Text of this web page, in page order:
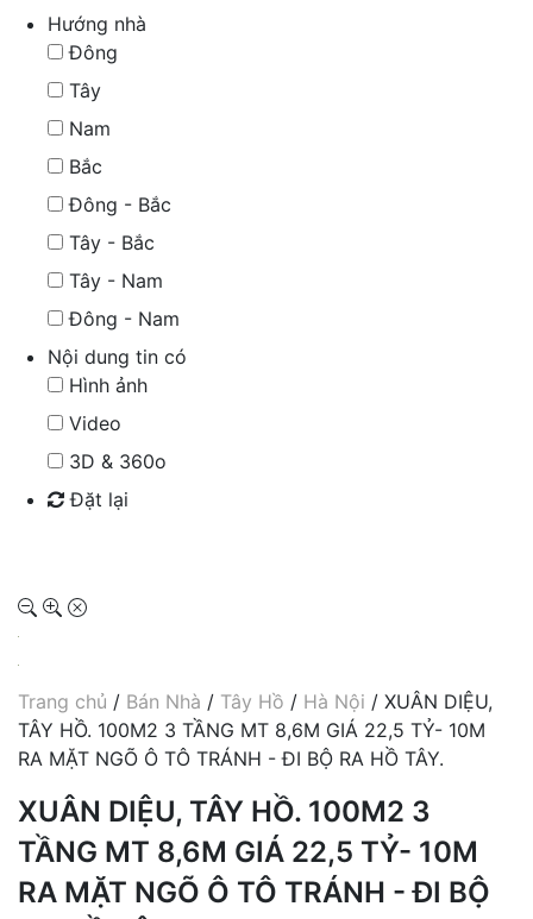
Hướng nhà
Đông
Tây
Nam
Bắc
Đông - Bắc
Tây - Bắc
Tây - Nam
Đông - Nam
Nội dung tin có
Hình ảnh
Video
3D & 360o
Đặt lại
Trang chủ / Bán Nhà / Tây Hồ / Hà Nội / XUÂN DIỆU,
TÂY HỒ. 100M2 3 TẦNG MT 8,6M GIÁ 22,5 TỶ- 10M
RA MẶT NGÕ Ô TÔ TRÁNH - ĐI BỘ RA HỒ TÂY.
XUÂN DIỆU, TÂY HỒ. 100M2 3
TẦNG MT 8,6M GIÁ 22,5 TỶ- 10M
RA MẶT NGÕ Ô TÔ TRÁNH - ĐI BỘ